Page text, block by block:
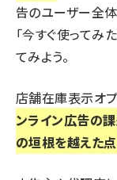
告のユーザー全体
「今すぐ使ってみ
てみよう。
店舗在庫表示オ
ンライン広告の
の垣根を越えた点